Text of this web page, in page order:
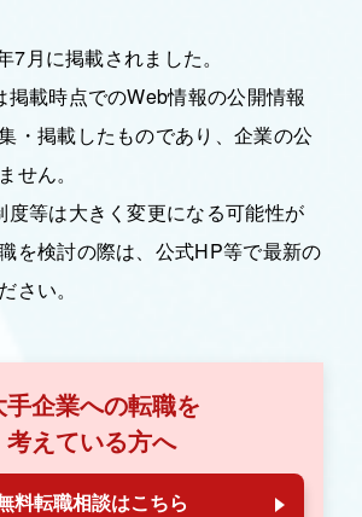
7月に掲載されました。
載時点でのWeb情報の公開情報
・掲載したものであり、企業の公
せん。
度等は大きく変更になる可能性が
を検討の際は、公式HP等で最新の
さい。
手企業への転職を
考えている方へ
料転職相談はこちら